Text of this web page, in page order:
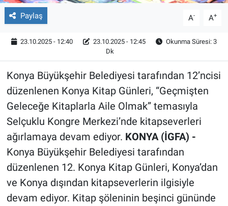
Paylaş A- A+
23.10.2025 - 12:40 23.10.2025 - 12:45
Okunma Süresi: 3
Dk
Konya Büyükşehir Belediyesi tarafından 12’ncisi
düzenlenen Konya Kitap Günleri, “Geçmişten
Geleceğe Kitaplarla Aile Olmak” temasıyla
Selçuklu Kongre Merkezi’nde kitapseverleri
ağırlamaya devam ediyor. KONYA (İGFA) -
Konya Büyükşehir Belediyesi tarafından
düzenlenen 12. Konya Kitap Günleri, Konya’dan
ve Konya dışından kitapseverlerin ilgisiyle
devam ediyor. Kitap şöleninin beşinci gününde